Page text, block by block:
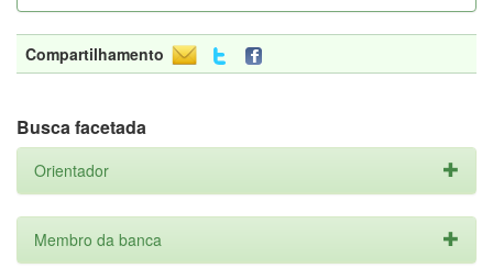
Compartilhamento
Busca facetada
Orientador
Membro da banca